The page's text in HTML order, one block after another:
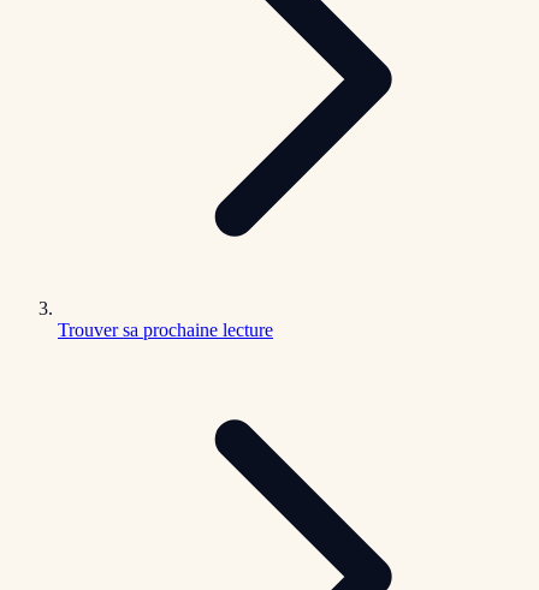
Trouver sa prochaine lecture